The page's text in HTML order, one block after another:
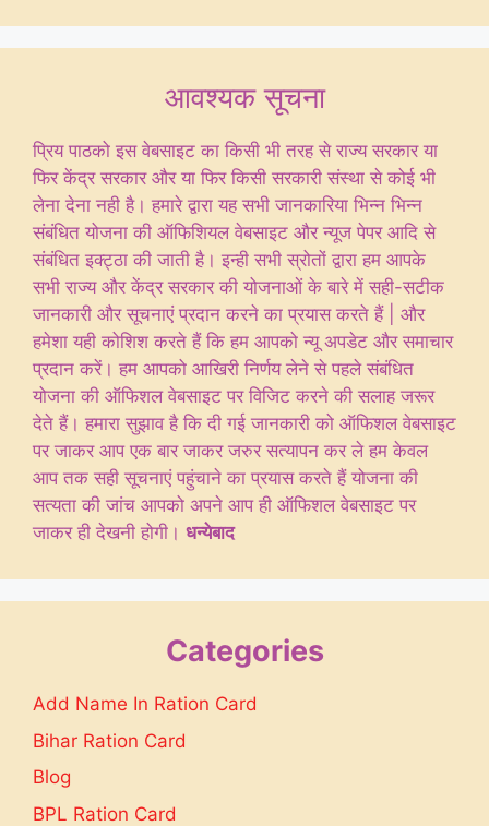
आवश्यक सूचना
प्रिय पाठको इस वेबसाइट का किसी भी तरह से राज्य सरकार या
फिर केंद्र सरकार और या फिर किसी सरकारी संस्था से कोई भी
लेना देना नही है। हमारे द्वारा यह सभी जानकारिया भिन्न भिन्न
संबंधित योजना की ऑफिशियल वेबसाइट और न्यूज पेपर आदि से
संबंधित इक्ट्ठा की जाती है। इन्ही सभी स्रोतों द्वारा हम आपके
सभी राज्य और केंद्र सरकार की योजनाओं के बारे में सही-सटीक
जानकारी और सूचनाएं प्रदान करने का प्रयास करते हैं | और
हमेशा यही कोशिश करते हैं कि हम आपको न्यू अपडेट और समाचार
प्रदान करें। हम आपको आखिरी निर्णय लेने से पहले संबंधित
योजना की ऑफिशल वेबसाइट पर विजिट करने की सलाह जरूर
देते हैं। हमारा सुझाव है कि दी गई जानकारी को ऑफिशल वेबसाइट
पर जाकर आप एक बार जाकर जरुर सत्यापन कर ले हम केवल
आप तक सही सूचनाएं पहुंचाने का प्रयास करते हैं योजना की
सत्यता की जांच आपको अपने आप ही ऑफिशल वेबसाइट पर
जाकर ही देखनी होगी। धन्येबाद
Categories
Add Name In Ration Card
Bihar Ration Card
Blog
BPL Ration Card